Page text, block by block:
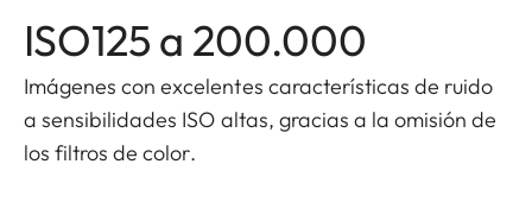
ISO125 a 200.000
Imágenes con excelentes características de ruido
a sensibilidades ISO altas, gracias a la omisión de
los filtros de color.